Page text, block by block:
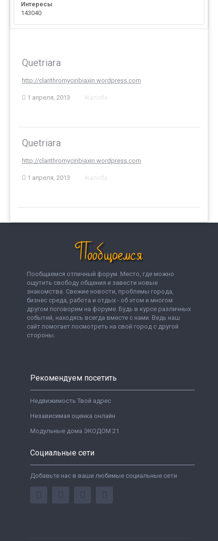
Интересы
143040
Quetriara
http://clarithromycinbiaxin.wordpress.com
1 апреля, 2013 Жалоба
Quetriara
http://clarithromycinbiaxin.wordpress.com
1 апреля, 2013 Жалоба
Пообщаемся отличный форум. Место, где можно
ощутить свободу общения и завести новые
знакомства. Свежие новости, проблемы города,
бизнес среда, работа и отдых - об этом и многом
другом поговорим на форуме. Будь в курсе различных
событий, находясь всегда вместе с нами. Ведь наш
сайт помогает посмотреть на свой город с другой
стороны.
Рекомендуем посетить
Недвижимость Твой адрес
Независимая оценка онлайн
Модульные дома ЭКОДОМ 21
Социальные сети
Добавьте нас в ваши любимые социальные сети